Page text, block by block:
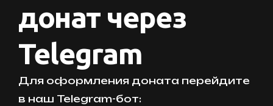
донат через
Telegram
Для оформления доната перейдите
в наш Telegram-бот: